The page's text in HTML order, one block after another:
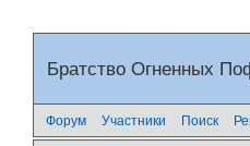
Братство Огненных
Форум Участники Поиск